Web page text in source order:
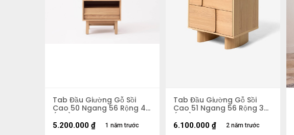
Tab Đầu Giường Gỗ Sồi
Cao 50 Ngang 56 Rộng 48
(cm)
1 năm trước
5.200.000 ₫
Tab Đầu Giường Gỗ Sồi
Cao 51 Ngang 56 Rộng 39
(cm)
2 năm trước
6.100.000 ₫